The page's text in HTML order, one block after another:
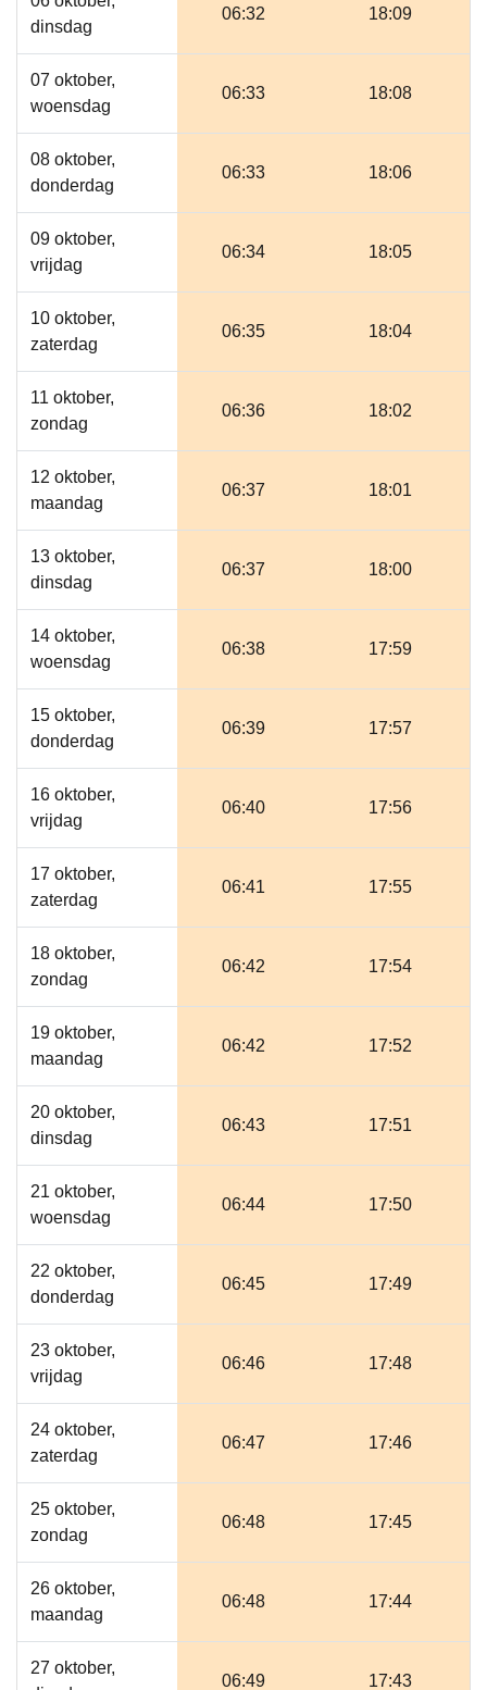
dinsdag
06:32 18:09
07 oktober,
woensdag
06:33 18:08
08 oktober,
donderdag
06:33 18:06
09 oktober,
vrijdag
06:34 18:05
10 oktober,
zaterdag
06:35 18:04
11 oktober,
zondag
06:36 18:02
12 oktober,
maandag
06:37 18:01
13 oktober,
dinsdag
06:37 18:00
14 oktober,
woensdag
06:38 17:59
15 oktober,
donderdag
06:39 17:57
16 oktober,
vrijdag
06:40 17:56
17 oktober,
zaterdag
06:41 17:55
18 oktober,
zondag
06:42 17:54
19 oktober,
maandag
06:42 17:52
20 oktober,
dinsdag
06:43 17:51
21 oktober,
woensdag
06:44 17:50
22 oktober,
donderdag
06:45 17:49
23 oktober,
vrijdag
06:46 17:48
24 oktober,
zaterdag
06:47 17:46
25 oktober,
zondag
06:48 17:45
26 oktober,
maandag
06:48 17:44
27 oktober,
06:49 17:43